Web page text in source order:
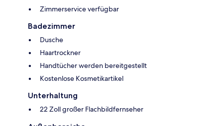
Zimmerservice verfügbar
Badezimmer
Dusche
Haartrockner
Handtücher werden bereitgestellt
Kostenlose Kosmetikartikel
Unterhaltung
22 Zoll großer Flachbildfernseher